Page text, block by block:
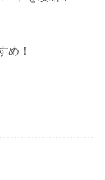
め！